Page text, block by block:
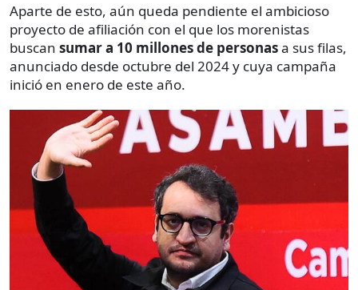
Aparte de esto, aún queda pendiente el ambicioso
proyecto de afiliación con el que los morenistas
buscan sumar a 10 millones de personasa sus filas,
anunciado desde octubre del 2024 y cuya campaña
inició en enero de este año.